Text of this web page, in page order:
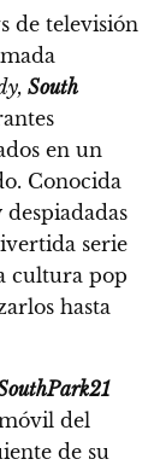
de televisión
South
en un
Conocida
serie
cultura pop
hasta
del
de su